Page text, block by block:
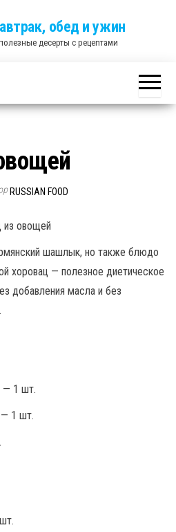
обед и ужин
десерты с рецептами
RUSSIAN FOOD
шашлык, но также блюдо
хоровац — полезное диетическое
добавления масла и без
— 1 шт.
1 шт.